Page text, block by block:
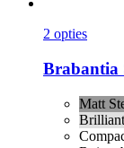
2 opties
Brabantia
Matt